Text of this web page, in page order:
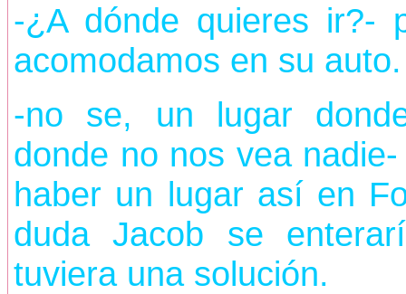
-¿A dónde quieres ir?-
acomodamos en su auto.
-no se, un lugar
donde no nos vea
haber un lugar así en
duda Jacob se
tuviera una solución.